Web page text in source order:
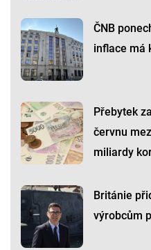
ČNB
inflace má
Přebytek
červnu
miliardy
Británie
výrobcům